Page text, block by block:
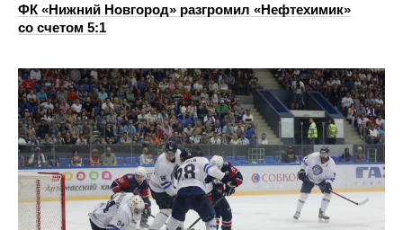
ФК «Нижний Новгород» разгромил «Нефтехимик»
со счетом 5:1